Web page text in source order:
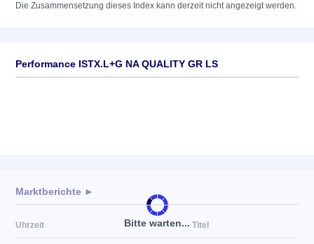
Die Zusammensetzung dieses Index kann derzeit nicht angezeigt werden.
Performance ISTX.L+G NA QUALITY GR LS
Bitte warten...
Marktberichte ►
Uhrzeit Titel